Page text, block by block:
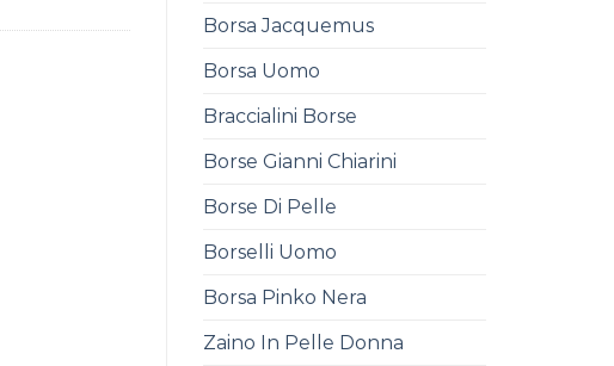
Borsa Jacquemus
Borsa Uomo
Braccialini Borse
Borse Gianni Chiarini
Borse Di Pelle
Borselli Uomo
Borsa Pinko Nera
Zaino In Pelle Donna